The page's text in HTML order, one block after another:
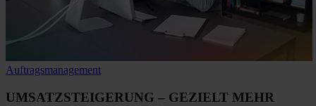
Auftragsmanagement
UMSATZSTEIGERUNG – GEZIELT MEHR